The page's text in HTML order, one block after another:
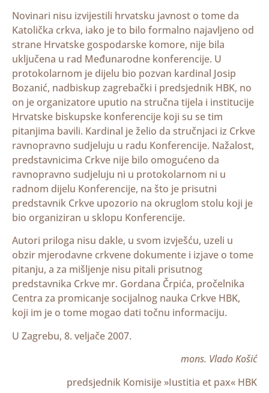
Novinari nisu izvijestili hrvatsku javnost o tome da
Katolička crkva, iako je to bilo formalno najavljeno od
strane Hrvatske gospodarske komore, nije bila
uključena u rad Međunarodne konferencije. U
protokolarnom je dijelu bio pozvan kardinal Josip
Bozanić, nadbiskup zagrebački i predsjednik HBK, no
on je organizatore uputio na stručna tijela i institucije
Hrvatske biskupske konferencije koji su se tim
pitanjima bavili. Kardinal je želio da stručnjaci iz Crkve
ravnopravno sudjeluju u radu Konferencije. Nažalost,
predstavnicima Crkve nije bilo omogućeno da
ravnopravno sudjeluju ni u protokolarnom ni u
radnom dijelu Konferencije, na što je prisutni
predstavnik Crkve upozorio na okruglom stolu koji je
bio organiziran u sklopu Konferencije.
Autori priloga nisu dakle, u svom izvješću, uzeli u
obzir mjerodavne crkvene dokumente i izjave o tome
pitanju, a za mišljenje nisu pitali prisutnog
predstavnika Crkve mr. Gordana Črpića, pročelnika
Centra za promicanje socijalnog nauka Crkve HBK,
koji im je o tome mogao dati točnu informaciju.
U Zagrebu, 8. veljače 2007.
mons. Vlado Košić
predsjednik Komisije »Iustitia et pax« HBK